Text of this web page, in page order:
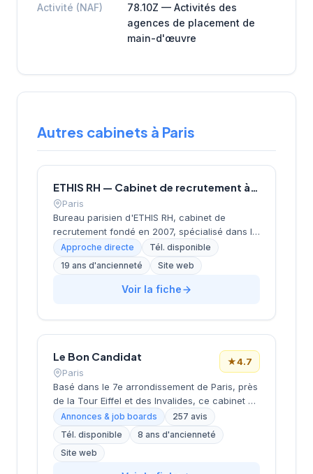
Activité (NAF)
78.10Z — Activités des
agences de placement de
main-d'œuvre
Autres cabinets à Paris
ETHIS RH — Cabinet de recrutement à Paris
Paris
Bureau parisien d'ETHIS RH, cabinet de
recrutement fondé en 2007, spécialisé dans le
conseil en ressources humaines, le
recrutement de cadres et dirigeants, le
coaching et l'outplacement. Situé au 16 rue de
Monceau dans le 8e arrondissement de Paris,
Approche directe
Tél. disponible
19 ans d'ancienneté
Site web
Voir la fiche
Le Bon Candidat
Paris
★4.7
Basé dans le 7e arrondissement de Paris, près
de la Tour Eiffel et des Invalides, ce cabinet de
recrutement bénéficie d'une localisation
prestigieuse au cœur de la capitale. Installé
rue de Bellechasse, il accompagne les
entreprises dans leurs recrutements avec une
approche personnalisée. La structure affiche
Annonces & job boards
257 avis
Tél. disponible
8 ans d'ancienneté
Site web